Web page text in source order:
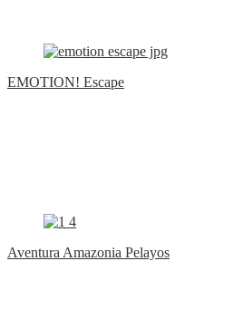
EMOTION! Escape
Aventura Amazonia Pelayos